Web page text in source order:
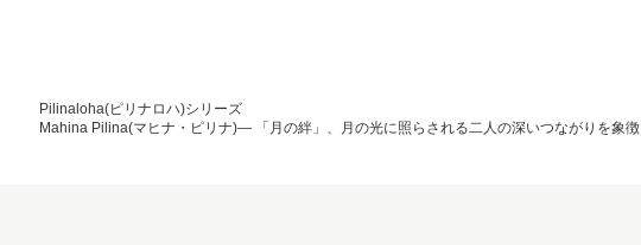
Pilinaloha(ピリナロハ)シリーズ
Mahina Pilina(マヒナ・ピリナ)― 「月の絆」、月の光に照らされる二人の深いつながりを象徴